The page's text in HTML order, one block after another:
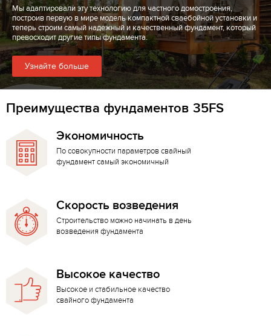
Мы адаптировали эту технологию для частного домостроения,
построив первую в мире модель компактной сваебойной установки и
теперь строим самый надежный и качественный фундамент, который
превосходит другие типы фундамента.
Узнайте больше
Преимущества фундаментов 35FS
Экономичность
По совокупности параметров свайный
фундамент самый экономичный
Скорость возведения
Строительство можно начинать в день
возведения фундамента
Высокое качество
Высокое и стабильное качество
свайного фундамента